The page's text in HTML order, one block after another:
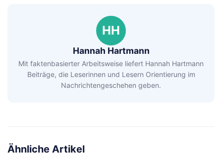
HH
Hannah Hartmann
Mit faktenbasierter Arbeitsweise liefert Hannah Hartmann
Beiträge, die Leserinnen und Lesern Orientierung im
Nachrichtengeschehen geben.
Ähnliche Artikel